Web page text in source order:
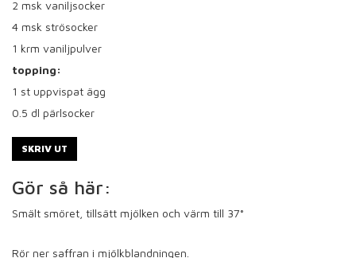
2 msk vaniljsocker
4 msk strösocker
1 krm vaniljpulver
topping:
1 st uppvispat ägg
0.5 dl pärlsocker
SKRIV UT
Gör så här:
Smält smöret, tillsätt mjölken och värm till 37°
Rör ner saffran i mjölkblandningen.